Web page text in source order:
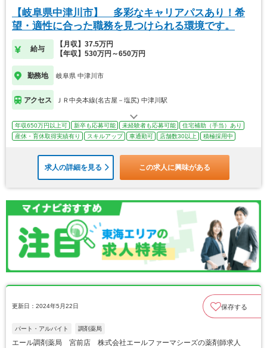
【岐阜県中津川市】 多彩なキャリアパスあり！希
望・適性に合った職務を見つけられる環境です。
給与
【月収】37.5万円
【年収】530万円～650万円
勤務地 岐阜県 中津川市
アクセス ＪＲ中央本線(名古屋－塩尻) 中津川駅
年収650万円以上可 新卒も応募可能 未経験者も応募可能
住宅補助（手当）あり
産休・育休取得実績有り
スキルアップ 車通勤可 店舗数30以上 積極採用中
求人の詳細を見る この求人に興味がある
更新日：2024年5月22日 保存する
パート・アルバイト 調剤薬局
エール調剤薬局 宮前店 株式会社エールファーマシーズの薬剤師求人